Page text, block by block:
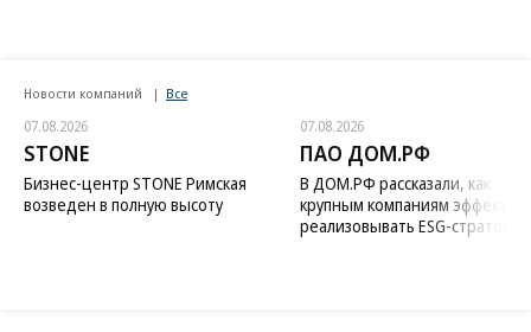
Новости компаний Все
07.08.2026
STONE
Бизнес-центр STONE Римская
возведен в полную высоту
07.08.2026
ПАО ДОМ.РФ
В ДОМ.РФ рассказали, как
крупным компаниям
реализовывать ESG-стратегию